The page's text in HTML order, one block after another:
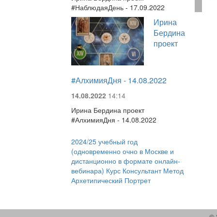
#НаблюдаяДень - 17.09.2022
Ирина
Бердина
проект
#АлхимияДня - 14.08.2022
14.08.2022 14:14
Ирина Бердина проект
#АлхимияДня - 14.08.2022
2024/25 учебный год
(одновременно очно в Москве и
дистанционно в формате онлайн-
вебинара) Курс Консультант Метод
Архетипический Портрет